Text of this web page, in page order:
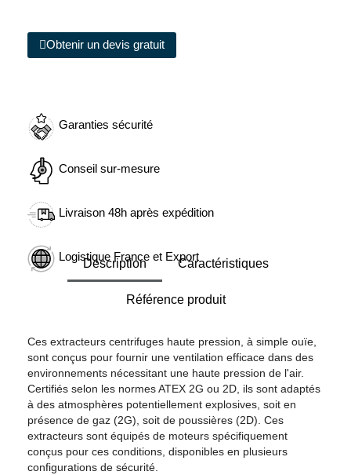
Obtenir un devis gratuit
Garanties sécurité
Conseil sur-mesure
Livraison 48h après expédition
Logistique France et Export
Description Caractéristiques
Référence produit
Ces extracteurs centrifuges haute pression, à simple ouïe,
sont conçus pour fournir une ventilation efficace dans des
environnements nécessitant une haute pression de l'air.
Certifiés selon les normes ATEX 2G ou 2D, ils sont adaptés
à des atmosphères potentiellement explosives, soit en
présence de gaz (2G), soit de poussières (2D). Ces
extracteurs sont équipés de moteurs spécifiquement
conçus pour ces conditions, disponibles en plusieurs
configurations de sécurité.